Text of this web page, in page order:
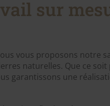
sur
vous proposons notre
naturelles. Que ce
garantissons une